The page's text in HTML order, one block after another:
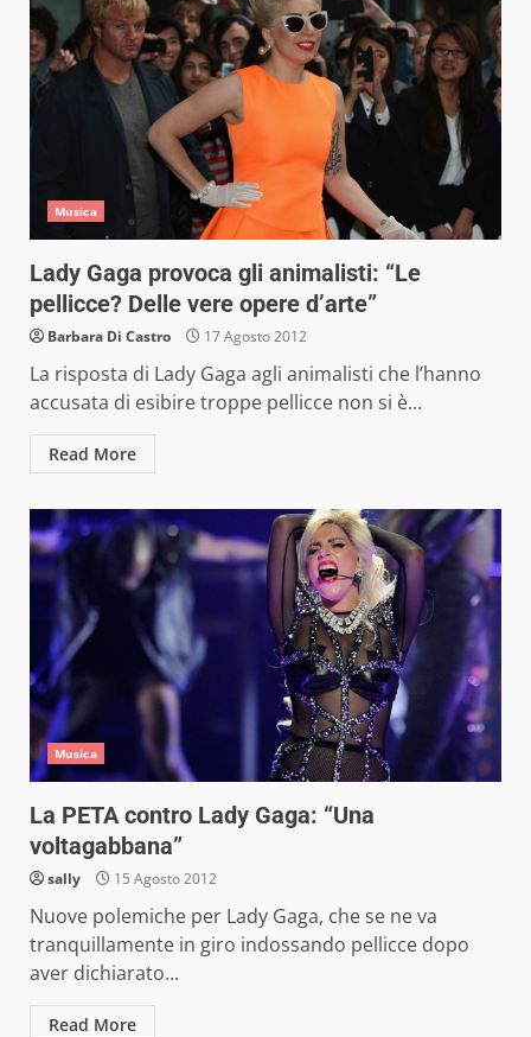
Musica
Lady Gaga provoca gli animalisti: “Le
pellicce? Delle vere opere d’arte”
Barbara Di Castro 17 Agosto 2012
La risposta di Lady Gaga agli animalisti che l’hanno
accusata di esibire troppe pellicce non si è...
Read More
Musica
La PETA contro Lady Gaga: “Una
voltagabbana”
sally 15 Agosto 2012
Nuove polemiche per Lady Gaga, che se ne va
tranquillamente in giro indossando pellicce dopo
aver dichiarato...
Read More